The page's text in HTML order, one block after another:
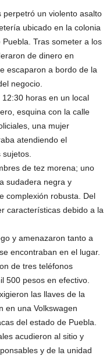
perpetró un violento asalto
ubicado en la colonia
Tras someter a los
de dinero en
escaparon a bordo de la
negocio.
horas en un local
esquina con la calle
una mujer
atendiendo el
de tez morena; uno
sudadera negra y
complexión robusta. Del
características debido a la
y amenazaron tanto a
encontraban en el lugar.
de tres teléfonos
500 pesos en efectivo.
las llaves de la
en una Volkswagen
del estado de Puebla.
acudieron al sitio y
y de la unidad